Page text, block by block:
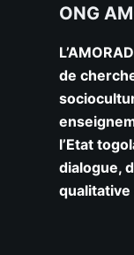
ONG
de
l’Etat
dialogue,
qualitative